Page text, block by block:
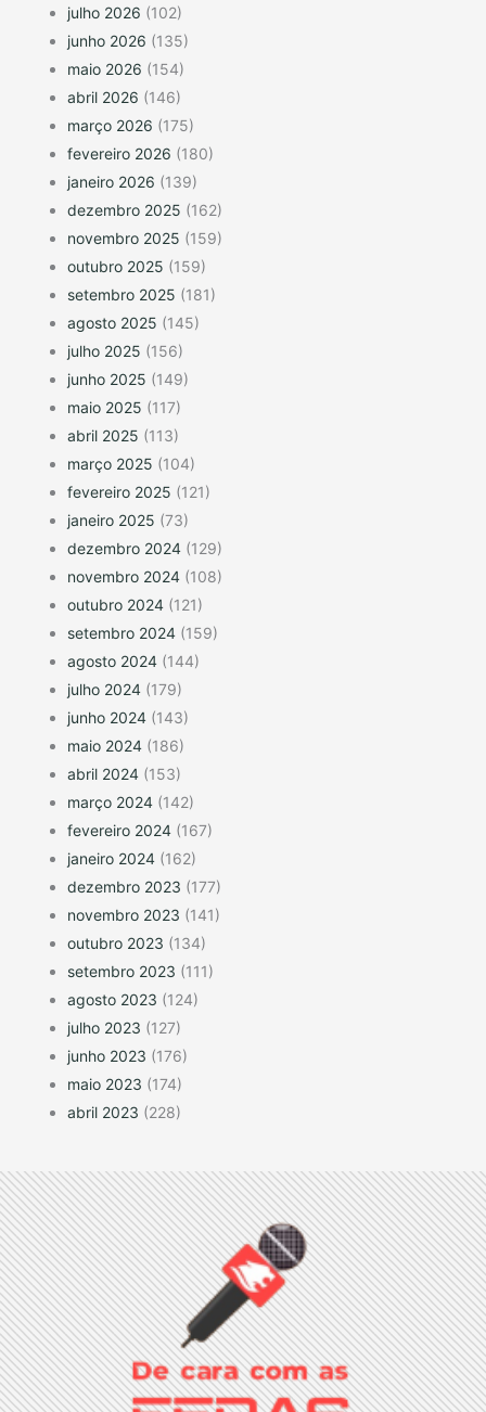
julho 2026 (102)
junho 2026 (135)
maio 2026 (154)
abril 2026 (146)
março 2026 (175)
fevereiro 2026 (180)
janeiro 2026 (139)
dezembro 2025 (162)
novembro 2025 (159)
outubro 2025 (159)
setembro 2025 (181)
agosto 2025 (145)
julho 2025 (156)
junho 2025 (149)
maio 2025 (117)
abril 2025 (113)
março 2025 (104)
fevereiro 2025 (121)
janeiro 2025 (73)
dezembro 2024 (129)
novembro 2024 (108)
outubro 2024 (121)
setembro 2024 (159)
agosto 2024 (144)
julho 2024 (179)
junho 2024 (143)
maio 2024 (186)
abril 2024 (153)
março 2024 (142)
fevereiro 2024 (167)
janeiro 2024 (162)
dezembro 2023 (177)
novembro 2023 (141)
outubro 2023 (134)
setembro 2023 (111)
agosto 2023 (124)
julho 2023 (127)
junho 2023 (176)
maio 2023 (174)
abril 2023 (228)